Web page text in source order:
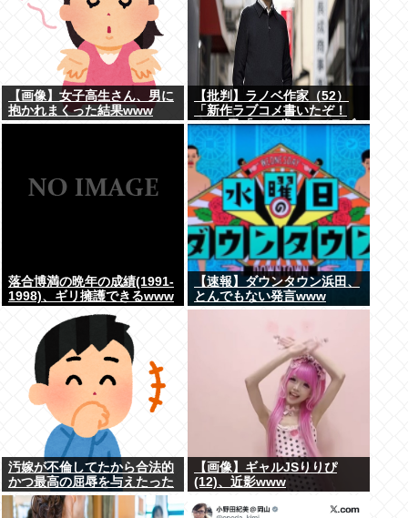
【画像】女子高生さん、男に
抱かれまくった結果www
【批判】ラノベ作家（52）
「新作ラブコメ書いたぞ！
ｗ」X民「いい歳こいてラブ
コメ（笑）恥ずかしくない
の？」←やめたれｗと話題に
落合博満の晩年の成績(1991-
1998)、ギリ擁護できるwww
【速報】ダウンタウン浜田、
とんでもない発言www
汚嫁が不倫してたから合法的
かつ最高の屈辱を与えたった
www
【画像】ギャルJSりりぴ
(12)、近影www